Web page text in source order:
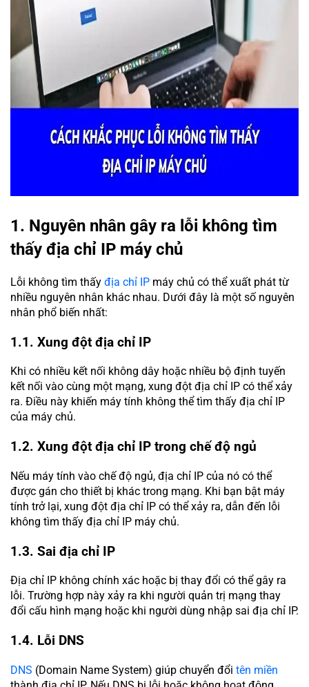
1. Nguyên nhân gây ra lỗi không tìm
thấy địa chỉ IP máy chủ
Lỗi không tìm thấy địa chỉ IP máy chủ có thể xuất phát từ
nhiều nguyên nhân khác nhau. Dưới đây là một số nguyên
nhân phổ biến nhất:
1.1. Xung đột địa chỉ IP
Khi có nhiều kết nối không dây hoặc nhiều bộ định tuyến
kết nối vào cùng một mạng, xung đột địa chỉ IP có thể xảy
ra. Điều này khiến máy tính không thể tìm thấy địa chỉ IP
của máy chủ.
1.2. Xung đột địa chỉ IP trong chế độ ngủ
Nếu máy tính vào chế độ ngủ, địa chỉ IP của nó có thể
được gán cho thiết bị khác trong mạng. Khi bạn bật máy
tính trở lại, xung đột địa chỉ IP có thể xảy ra, dẫn đến lỗi
không tìm thấy địa chỉ IP máy chủ.
1.3. Sai địa chỉ IP
Địa chỉ IP không chính xác hoặc bị thay đổi có thể gây ra
lỗi. Trường hợp này xảy ra khi người quản trị mạng thay
đổi cấu hình mạng hoặc khi người dùng nhập sai địa chỉ IP.
1.4. Lỗi DNS
DNS (Domain Name System) giúp chuyển đổi tên miền